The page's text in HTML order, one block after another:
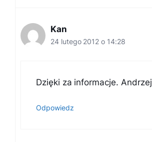
Kan
24 lutego 2012 o 14:28
Dzięki za informacje. Andrzej
Odpowiedz